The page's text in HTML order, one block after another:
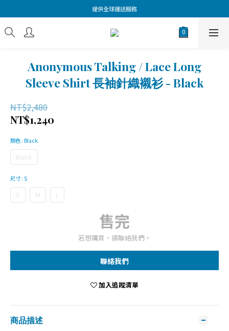
提供全球運送服務
Anonymous Talking / Lace Long
Sleeve Shirt 長袖針織襯衫 - Black
NT$2,480
NT$1,240
顏色 : Black
Black
尺寸: S
S M L
售完
若想購買，請聯絡我們。
聯絡我們
加入追蹤清單
商品描述